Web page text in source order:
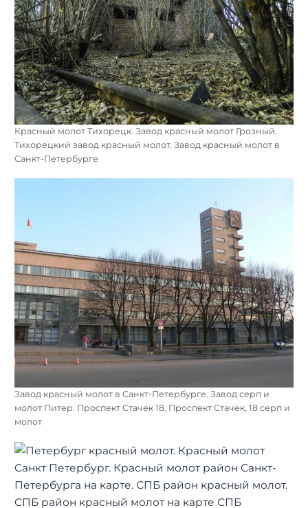
Красный молот Тихорецк. Завод красный молот Грозный.
Тихорецкий завод красный молот. Завод красный молот в
Санкт-Петербурге
Завод красный молот в Санкт-Петербурге. Завод серп и
молот Питер. Проспект Стачек 18. Проспект Стачек, 18 серп и
молот